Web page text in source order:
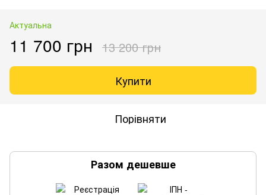
Актуальна
11 700 грн 13 200 грн
Купити
Порівняти
Разом дешевше